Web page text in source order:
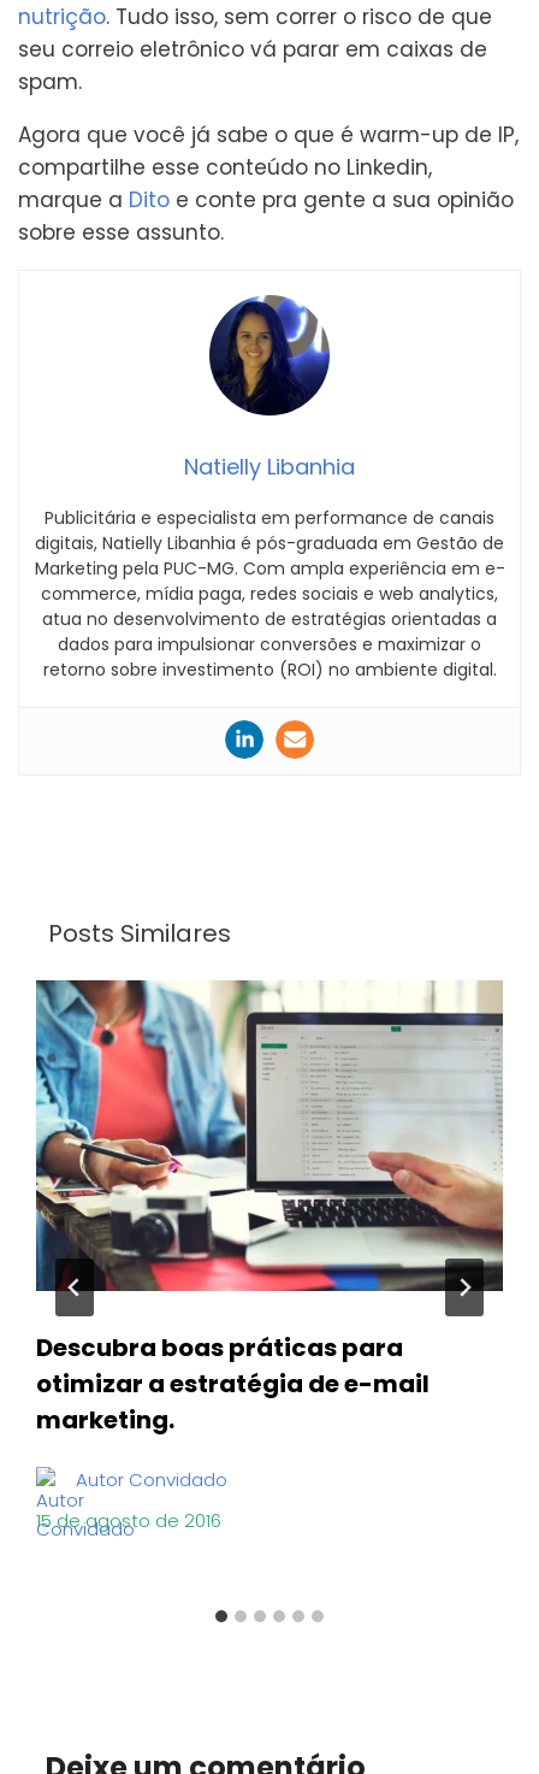
nutrição. Tudo isso, sem correr o risco de que
seu correio eletrônico vá parar em caixas de
spam.
Agora que você já sabe o que é warm-up de IP,
compartilhe esse conteúdo no Linkedin,
marque a Dito e conte pra gente a sua opinião
sobre esse assunto.
Natielly Libanhia
Publicitária e especialista em performance de canais
digitais, Natielly Libanhia é pós-graduada em Gestão de
Marketing pela PUC-MG. Com ampla experiência em e-
commerce, mídia paga, redes sociais e web analytics,
atua no desenvolvimento de estratégias orientadas a
dados para impulsionar conversões e maximizar o
retorno sobre investimento (ROI) no ambiente digital.
Posts Similares
Descubra boas práticas para
otimizar a estratégia de e-mail
marketing.
Autor Convidado
15 de agosto de 2016